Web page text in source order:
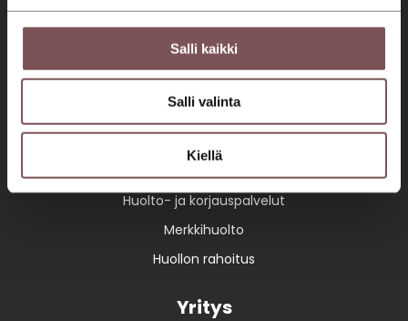
Salli kaikki
Salli valinta
Kiellä
Automyyjät
Huolto
Huolto- ja korjauspalvelut
Merkkihuolto
Huollon rahoitus
Yritys